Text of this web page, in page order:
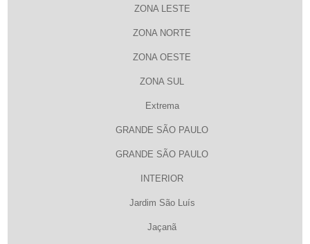
ZONA LESTE
ZONA NORTE
ZONA OESTE
ZONA SUL
Extrema
GRANDE SÃO PAULO
GRANDE SÃO PAULO
INTERIOR
Jardim São Luís
Jaçanã